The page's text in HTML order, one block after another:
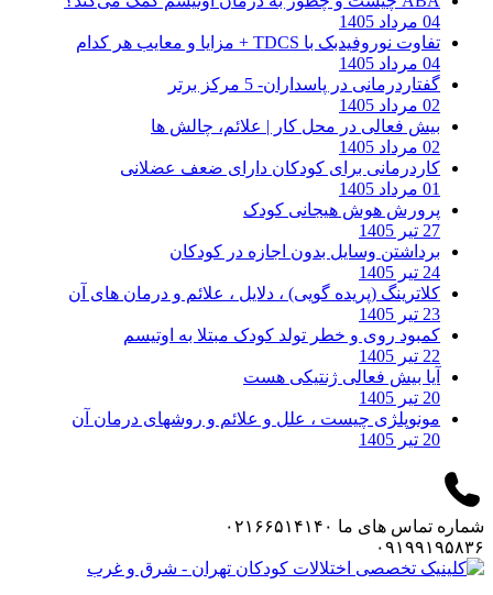
04 مرداد 1405
تفاوت نوروفیدبک با TDCS + مزایا و معایب هر کدام
04 مرداد 1405
گفتاردرمانی در پاسداران- 5 مرکز برتر
02 مرداد 1405
بیش فعالی در محل کار | علائم، چالش ها
02 مرداد 1405
کاردرمانی برای کودکان دارای ضعف عضلانی
01 مرداد 1405
پرورش هوش هیجانی کودک
27 تیر 1405
برداشتن وسایل بدون اجازه در کودکان
24 تیر 1405
کلاترینگ (پریده گویی) ، دلایل ، علائم و درمان های آن
23 تیر 1405
کمبود روی و خطر تولد کودک مبتلا به اوتیسم
22 تیر 1405
آیا بیش فعالی ژنتیکی هست
20 تیر 1405
مونوپلژی چیست ، علل و علائم و روشهای درمان آن
20 تیر 1405
شماره تماس های ما ۰۲۱۶۶۵۱۴۱۴۰
۰۹۱۹۹۱۹۵۸۳۶